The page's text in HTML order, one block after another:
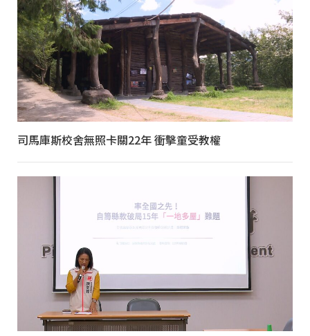
司馬庫斯校舍無照卡關22年 衝擊童受教權